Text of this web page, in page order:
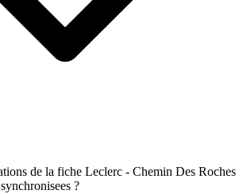
de la fiche Leclerc - Chemin Des Roches
?